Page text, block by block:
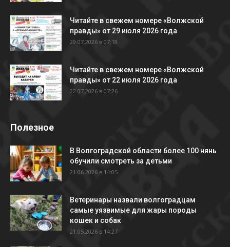
Читайте в свежем номере «Волжской
правды» от 29 июля 2026 года
29.07.2026 в 07:18
Читайте в свежем номере «Волжской
правды» от 22 июля 2026 года
22.07.2026 в 07:26
Полезное
В Волгоградской области более 100 нянь
обучили смотреть за детьми
21.06.2026 в 14:05
Ветеринары назвали волгоградцам
самые уязвимые для жары породы
кошек и собак
21.05.2026 в 14:27